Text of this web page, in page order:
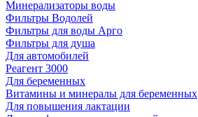
Минерализаторы воды
Фильтры Водолей
Фильтры для воды Арго
Фильтры для душа
Для автомобилей
Реагент 3000
Для беременных
Витамины и минералы для беременных
Для повышения лактации